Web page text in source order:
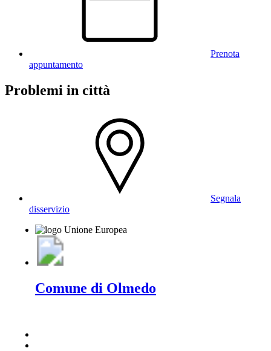
Prenota
appuntamento
Problemi in città
Segnala
disservizio
Comune di Olmedo